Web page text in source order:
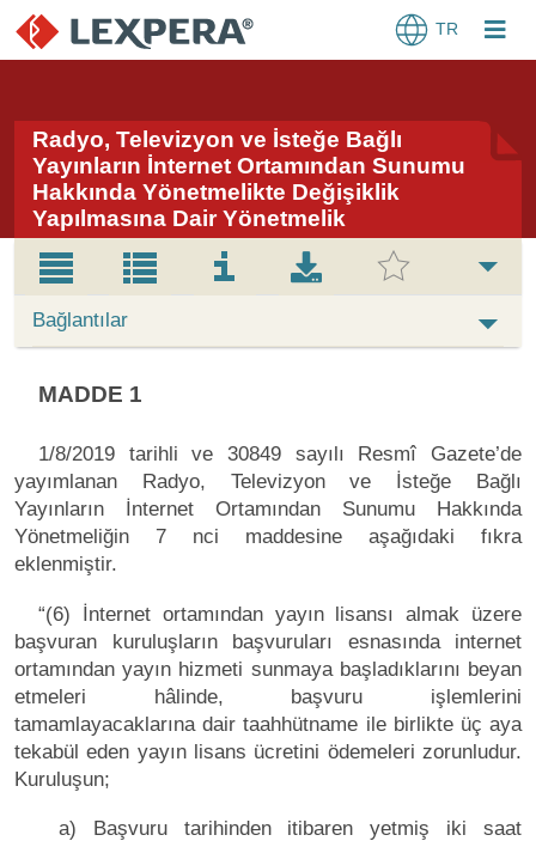
TR
Radyo, Televizyon ve İsteğe Bağlı
Yayınların İnternet Ortamından Sunumu
Hakkında Yönetmelikte Değişiklik
Yapılmasına Dair Yönetmelik
Bağlantılar
MADDE 1
1/8/2019 tarihli ve 30849 sayılı Resmî Gazete’de
yayımlanan Radyo, Televizyon ve İsteğe Bağlı
Yayınların İnternet Ortamından Sunumu Hakkında
Yönetmeliğin 7 nci maddesine aşağıdaki fıkra
eklenmiştir.
“(6) İnternet ortamından yayın lisansı almak üzere
başvuran kuruluşların başvuruları esnasında internet
ortamından yayın hizmeti sunmaya başladıklarını beyan
etmeleri hâlinde, başvuru işlemlerini
tamamlayacaklarına dair taahhütname ile birlikte üç aya
tekabül eden yayın lisans ücretini ödemeleri zorunludur.
Kuruluşun;
a) Başvuru tarihinden itibaren yetmiş iki saat